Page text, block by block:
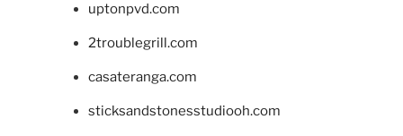
uptonpvd.com
2troublegrill.com
casateranga.com
sticksandstonesstudiooh.com